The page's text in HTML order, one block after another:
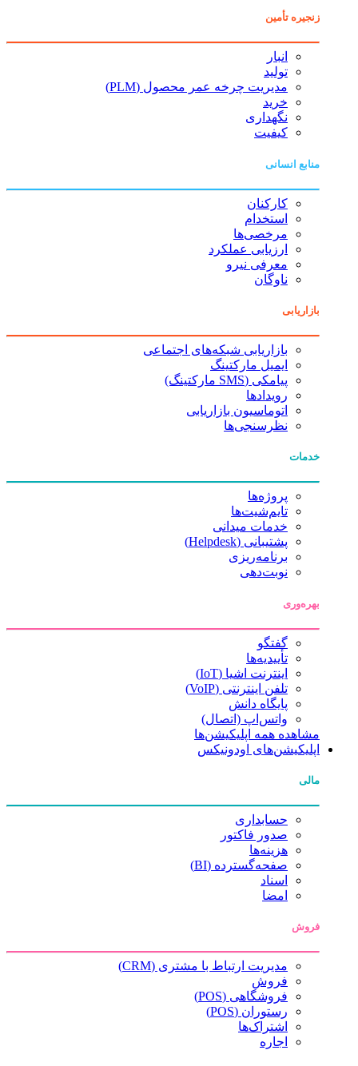
زنجیره تأمین
انبار
تولید
مدیریت چرخه عمر محصول (PLM)
خرید
نگهداری
کیفیت
منابع انسانی
کارکنان
استخدام
مرخصی‌ها
ارزیابی عملکرد
معرفی نیرو
ناوگان
بازاریابی
بازاریابی شبکه‌های اجتماعی
ایمیل مارکتینگ
پیامکی (SMS مارکتینگ)
رویدادها
اتوماسیون بازاریابی
نظرسنجی‌ها
خدمات
پروژه‌ها
تایم‌شیت‌ها
خدمات میدانی
پشتیبانی (Helpdesk)
برنامه‌ریزی
نوبت‌دهی
بهره‌وری
گفتگو
تأییدیه‌ها
اینترنت اشیا (IoT)
تلفن اینترنتی (VoIP)
پایگاه دانش
واتس‌اپ (اتصال)
مشاهده همه اپلیکیشن‌ها
اپلیکیشن‌های اودونیکس
مالی
حسابداری
صدور فاکتور
هزینه‌ها
صفحه‌گسترده (BI)
اسناد
امضا
فروش
مدیریت ارتباط با مشتری (CRM)
فروش
فروشگاهی (POS)
رستوران (POS)
اشتراک‌ها
اجاره